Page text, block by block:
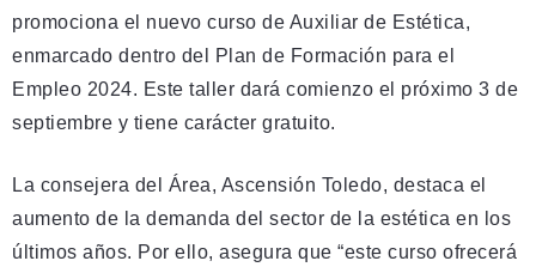
promociona el nuevo curso de Auxiliar de Estética,
enmarcado dentro del Plan de Formación para el
Empleo 2024. Este taller dará comienzo el próximo 3 de
septiembre y tiene carácter gratuito.
La consejera del Área, Ascensión Toledo, destaca el
aumento de la demanda del sector de la estética en los
últimos años. Por ello, asegura que “este curso ofrecerá